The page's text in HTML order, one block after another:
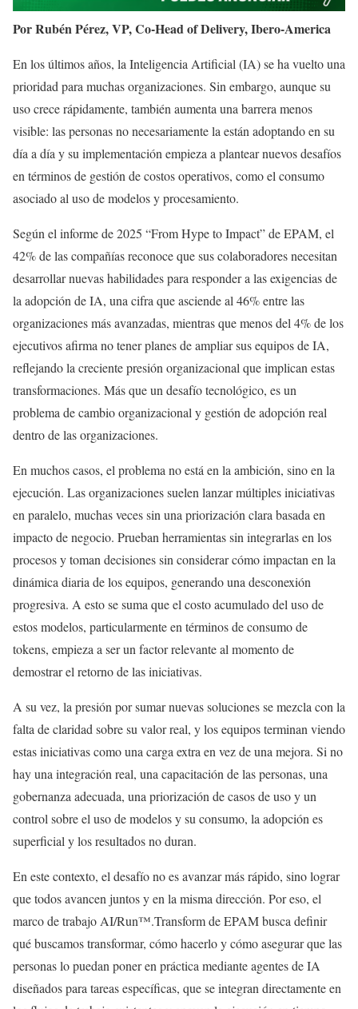
Por Rubén Pérez, VP, Co-Head of Delivery, Ibero-America
En los últimos años, la Inteligencia Artificial (IA) se ha vuelto una
prioridad para muchas organizaciones. Sin embargo, aunque su
uso crece rápidamente, también aumenta una barrera menos
visible: las personas no necesariamente la están adoptando en su
día a día y su implementación empieza a plantear nuevos desafíos
en términos de gestión de costos operativos, como el consumo
asociado al uso de modelos y procesamiento.
Según el informe de 2025 “From Hype to Impact” de EPAM, el
42% de las compañías reconoce que sus colaboradores necesitan
desarrollar nuevas habilidades para responder a las exigencias de
la adopción de IA, una cifra que asciende al 46% entre las
organizaciones más avanzadas, mientras que menos del 4% de los
ejecutivos afirma no tener planes de ampliar sus equipos de IA,
reflejando la creciente presión organizacional que implican estas
transformaciones. Más que un desafío tecnológico, es un
problema de cambio organizacional y gestión de adopción real
dentro de las organizaciones.
En muchos casos, el problema no está en la ambición, sino en la
ejecución. Las organizaciones suelen lanzar múltiples iniciativas
en paralelo, muchas veces sin una priorización clara basada en
impacto de negocio. Prueban herramientas sin integrarlas en los
procesos y toman decisiones sin considerar cómo impactan en la
dinámica diaria de los equipos, generando una desconexión
progresiva. A esto se suma que el costo acumulado del uso de
estos modelos, particularmente en términos de consumo de
tokens, empieza a ser un factor relevante al momento de
demostrar el retorno de las iniciativas.
A su vez, la presión por sumar nuevas soluciones se mezcla con la
falta de claridad sobre su valor real, y los equipos terminan viendo
estas iniciativas como una carga extra en vez de una mejora. Si no
hay una integración real, una capacitación de las personas, una
gobernanza adecuada, una priorización de casos de uso y un
control sobre el uso de modelos y su consumo, la adopción es
superficial y los resultados no duran.
En este contexto, el desafío no es avanzar más rápido, sino lograr
que todos avancen juntos y en la misma dirección. Por eso, el
marco de trabajo AI/Run™.Transform de EPAM busca definir
qué buscamos transformar, cómo hacerlo y cómo asegurar que las
personas lo puedan poner en práctica mediante agentes de IA
diseñados para tareas específicas, que se integran directamente en